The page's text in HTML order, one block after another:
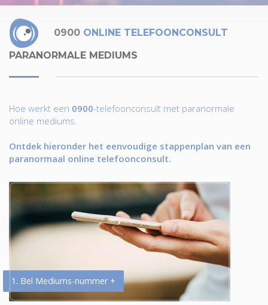
0900 ONLINE TELEFOONCONSULT
PARANORMALE MEDIUMS
Hoe werkt een 0900-telefoonconsult met paranormale
online mediums.
Ontdek hieronder het eenvoudige stappenplan van een
paranormaal online telefoonconsult.
1. Bel Mediums-nummer +